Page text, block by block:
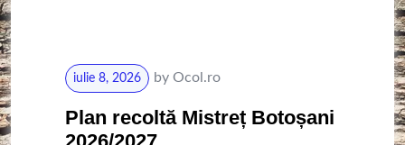
iulie 8, 2026 by Ocol.ro
Plan recoltă Mistreț Botoșani